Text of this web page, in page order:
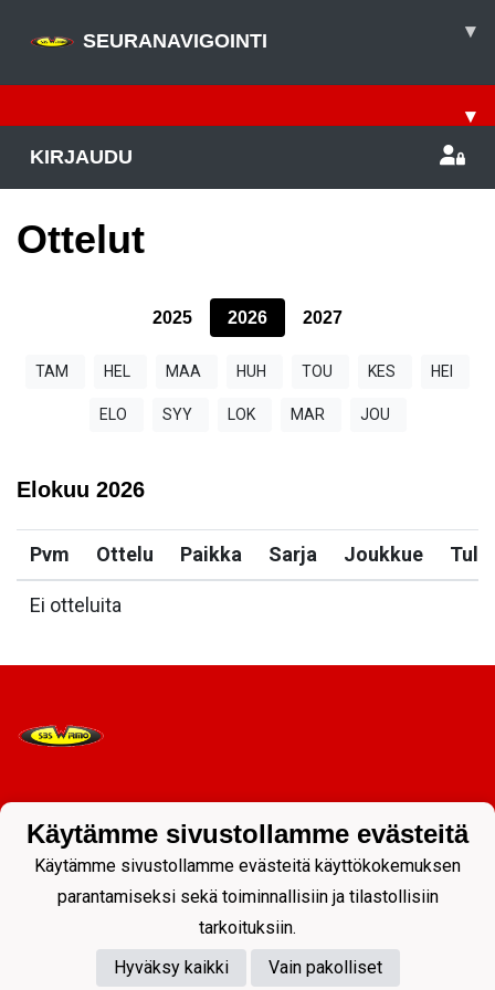
SEURANAVIGOINTI ▾
▾
KIRJAUDU
Ottelut
2025 2026 2027
TAM HEL MAA HUH TOU KES HEI
ELO SYY LOK MAR JOU
Elokuu 2026
Pvm Ottelu Paikka Sarja Joukkue
Ei otteluita
Powered by
Käytämme sivustollamme evästeitä
Käytämme sivustollamme evästeitä käyttökokemuksen
parantamiseksi sekä toiminnallisiin ja tilastollisiin
tarkoituksiin.
Hyväksy kaikki
Vain pakolliset